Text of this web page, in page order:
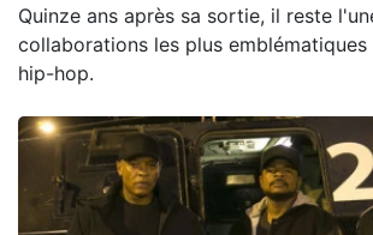
Quinze ans après sa sortie, il reste
collaborations les plus
hip-hop.